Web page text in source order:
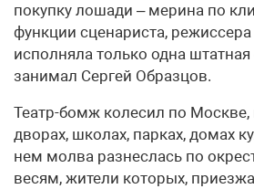
покупку лошади – мерина по
функции сценариста, режиссера
исполняла только одна
занимал Сергей Образцов.
Театр-бомж колесил по Москве,
дворах, школах, парках, домах
нем молва разнеслась по
весям, жители которых,